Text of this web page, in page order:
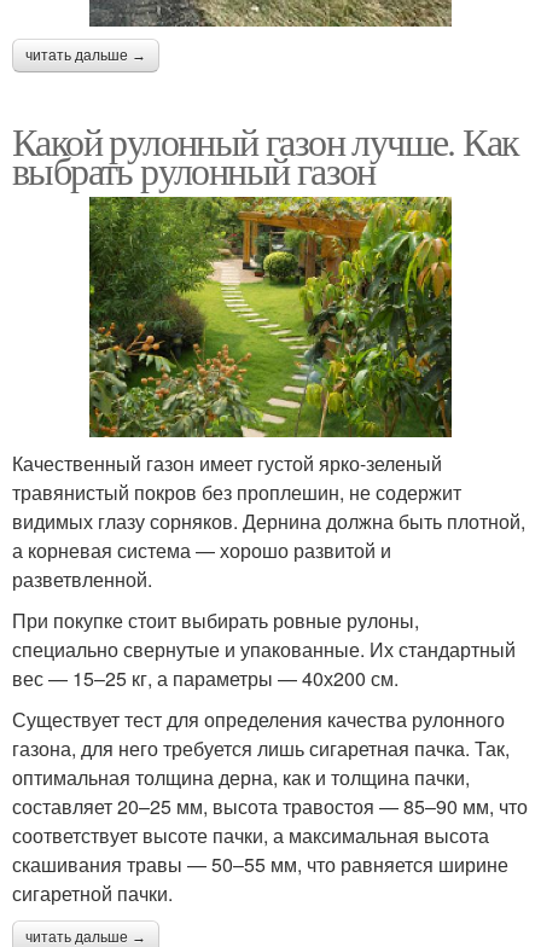
читать дальше →
Какой рулонный газон лучше. Как
выбрать рулонный газон
Качественный газон имеет густой ярко-зеленый
травянистый покров без проплешин, не содержит
видимых глазу сорняков. Дернина должна быть плотной,
а корневая система — хорошо развитой и
разветвленной.
При покупке стоит выбирать ровные рулоны,
специально свернутые и упакованные. Их стандартный
вес — 15–25 кг, а параметры — 40х200 см.
Существует тест для определения качества рулонного
газона, для него требуется лишь сигаретная пачка. Так,
оптимальная толщина дерна, как и толщина пачки,
составляет 20–25 мм, высота травостоя — 85–90 мм, что
соответствует высоте пачки, а максимальная высота
скашивания травы — 50–55 мм, что равняется ширине
сигаретной пачки.
читать дальше →